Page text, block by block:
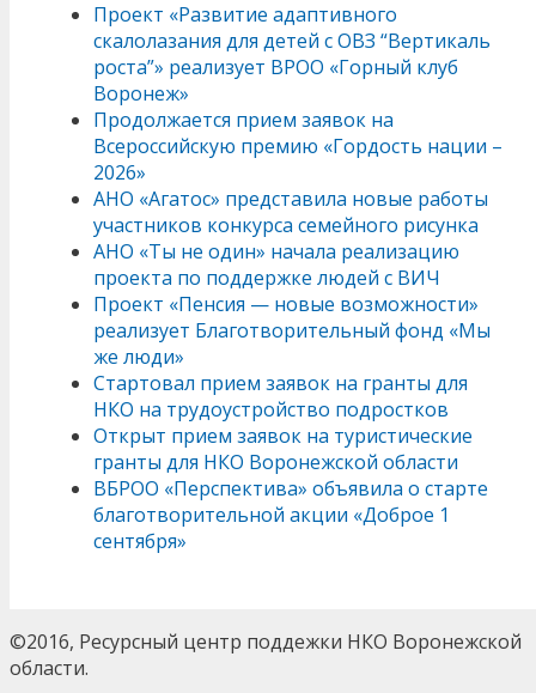
Проект «Развитие адаптивного
скалолазания для детей с ОВЗ “Вертикаль
роста”» реализует ВРОО «Горный клуб
Воронеж»
Продолжается прием заявок на
Всероссийскую премию «Гордость нации –
2026»
АНО «Агатос» представила новые работы
участников конкурса семейного рисунка
АНО «Ты не один» начала реализацию
проекта по поддержке людей с ВИЧ
Проект «Пенсия — новые возможности»
реализует Благотворительный фонд «Мы
же люди»
Стартовал прием заявок на гранты для
НКО на трудоустройство подростков
Открыт прием заявок на туристические
гранты для НКО Воронежской области
ВБРОО «Перспектива» объявила о старте
благотворительной акции «Доброе 1
сентября»
©2016, Ресурсный центр поддежки НКО Воронежской
области.